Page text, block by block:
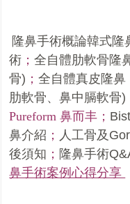
隆鼻手術概論韓式隆
術 ；全自體肋軟骨隆
骨) ；全自體真皮隆鼻
肋軟骨、鼻中膈軟骨)
Pureform 鼻而丰 ；
鼻介紹 ； 人工骨及
後須知 ； 隆鼻手術
鼻手術案例心得分享